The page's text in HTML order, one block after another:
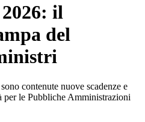
il
del
contenute nuove scadenze e
le Pubbliche Amministrazioni